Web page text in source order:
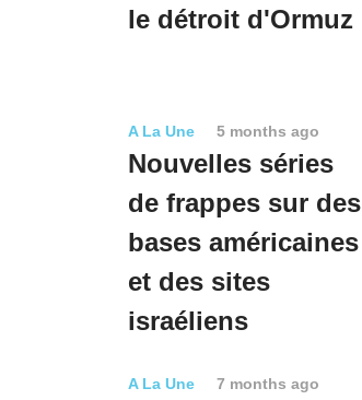
le détroit d'Ormuz
A La Une 5 months ago
Nouvelles séries
de frappes sur des
bases américaines
et des sites
israéliens
A La Une 7 months ago